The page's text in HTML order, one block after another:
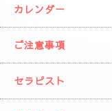
🍀料金システム🍀
🌈( 出張システム)🌈
🩷りりさんのコース🩷